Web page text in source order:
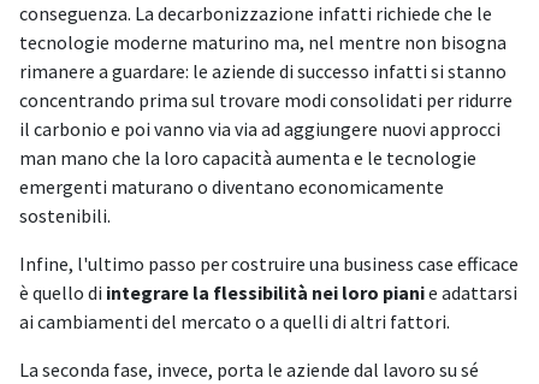
conseguenza. La decarbonizzazione infatti richiede che le
tecnologie moderne maturino ma, nel mentre non bisogna
rimanere a guardare: le aziende di successo infatti si stanno
concentrando prima sul trovare modi consolidati per ridurre
il carbonio e poi vanno via via ad aggiungere nuovi approcci
man mano che la loro capacità aumenta e le tecnologie
emergenti maturano o diventano economicamente
sostenibili.
Infine, l'ultimo passo per costruire una business case efficace
è quello di integrare la flessibilità nei loro pianie adattarsi
ai cambiamenti del mercato o a quelli di altri fattori.
La seconda fase, invece, porta le aziende dal lavoro su sé